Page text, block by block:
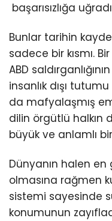
başarısızlığa
Bunlar tarihin
sadece bir kısmı.
ABD
insanlık dışı
da mafyalaşmış
dilin örgütlü halkın
büyük ve anlamlı
Dünyanın halen
olmasına rağmen
sistemi sayesinde
konumunun